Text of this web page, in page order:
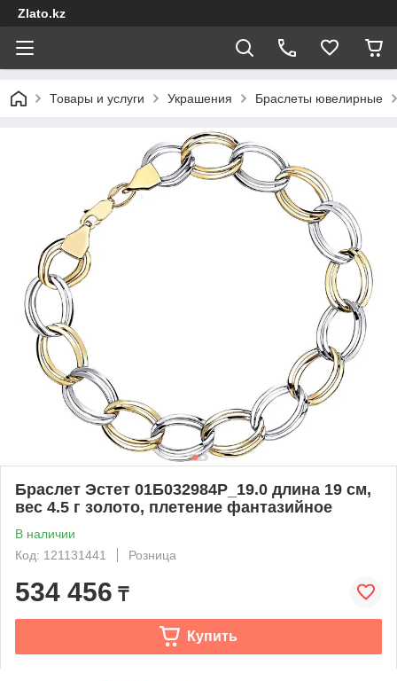
Zlato.kz
Товары и услуги Украшения Браслеты ювелирные
Браслет Эстет 01Б032984Р_19.0 длина 19 см,
вес 4.5 г золото, плетение фантазийное
В наличии
Код: 121131441
Розница
534 456 ₸
Купить